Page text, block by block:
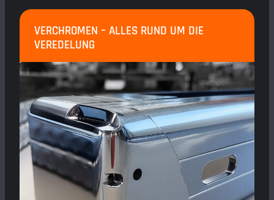
VERCHROMEN – ALLES RUND UM DIE
VEREDELUNG